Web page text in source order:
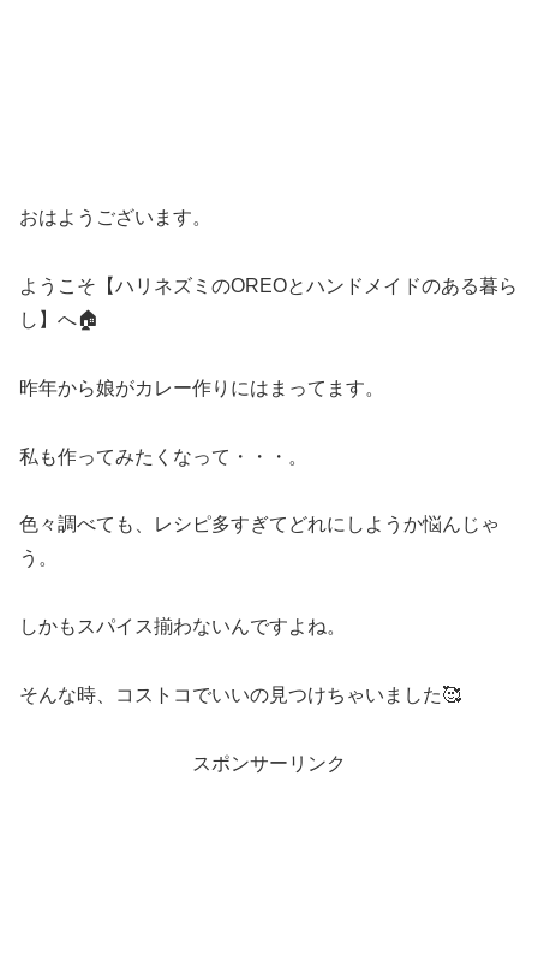
おはようございます。
ようこそ【ハリネズミのOREOとハンドメイドのある暮ら
し】へ🏠
昨年から娘がカレー作りにはまってます。
私も作ってみたくなって・・・。
色々調べても、レシピ多すぎてどれにしようか悩んじゃ
う。
しかもスパイス揃わないんですよね。
そんな時、コストコでいいの見つけちゃいました🥰
スポンサーリンク